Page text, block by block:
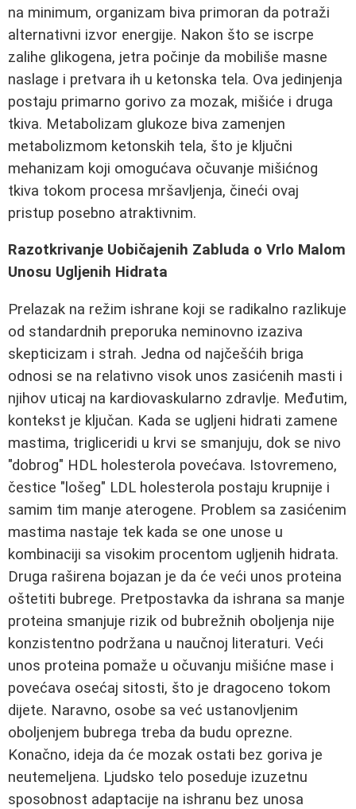
na minimum, organizam biva primoran da potraži
alternativni izvor energije. Nakon što se iscrpe
zalihe glikogena, jetra počinje da mobiliše masne
naslage i pretvara ih u ketonska tela. Ova jedinjenja
postaju primarno gorivo za mozak, mišiće i druga
tkiva. Metabolizam glukoze biva zamenjen
metabolizmom ketonskih tela, što je ključni
mehanizam koji omogućava očuvanje mišićnog
tkiva tokom procesa mršavljenja, čineći ovaj
pristup posebno atraktivnim.
Razotkrivanje Uobičajenih Zabluda o Vrlo Malom
Unosu Ugljenih Hidrata
Prelazak na režim ishrane koji se radikalno razlikuje
od standardnih preporuka neminovno izaziva
skepticizam i strah. Jedna od najčešćih briga
odnosi se na relativno visok unos zasićenih masti i
njihov uticaj na kardiovaskularno zdravlje. Međutim,
kontekst je ključan. Kada se ugljeni hidrati zamene
mastima, trigliceridi u krvi se smanjuju, dok se nivo
"dobrog" HDL holesterola povećava. Istovremeno,
čestice "lošeg" LDL holesterola postaju krupnije i
samim tim manje aterogene. Problem sa zasićenim
mastima nastaje tek kada se one unose u
kombinaciji sa visokim procentom ugljenih hidrata.
Druga raširena bojazan je da će veći unos proteina
oštetiti bubrege. Pretpostavka da ishrana sa manje
proteina smanjuje rizik od bubrežnih oboljenja nije
konzistentno podržana u naučnoj literaturi. Veći
unos proteina pomaže u očuvanju mišićne mase i
povećava osećaj sitosti, što je dragoceno tokom
dijete. Naravno, osobe sa već ustanovljenim
oboljenjem bubrega treba da budu oprezne.
Konačno, ideja da će mozak ostati bez goriva je
neutemeljena. Ljudsko telo poseduje izuzetnu
sposobnost adaptacije na ishranu bez unosa